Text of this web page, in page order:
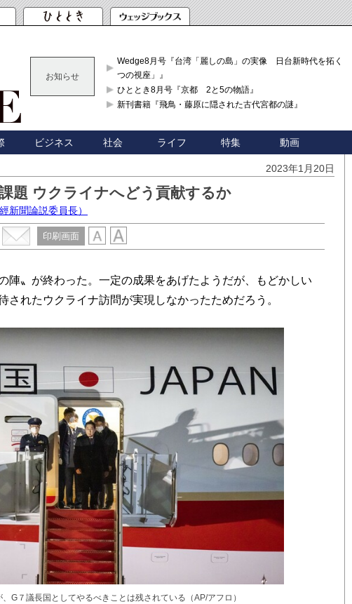
お知らせ
Wedge8月号『台湾「麗しの島」の実像 日台新時代を拓く「3
つの視座」』
ひととき8月号『京都 2と5の物語』
新刊書籍『飛鳥・藤原に隠された古代宮都の謎』
ビジネス 社会 ライフ 特集 動画
2023年1月20日
題 ウクライナへどう貢献するか
新聞論説委員長）
印刷画面
陣〟が終わった。一定の成果をあげたようだが、もどかしい
されたウクライナ訪問が実現しなかったためだろう。
G７議長国としてやるべきことは残されている（AP/アフロ）